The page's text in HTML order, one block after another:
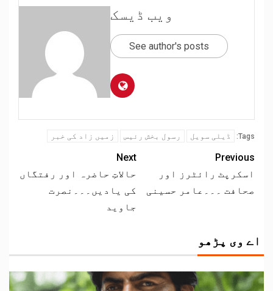
ویب ڈیسک
See author's posts
Tags: ڈیلی سویل رسول بخش رئیس زمیں زاد کی خبر
Previous
اسکرپٹ رائٹرز اور
صحافت ۔۔۔عامر حسینی
Next
حالاتِ حاضرہ اور رفتگاں
کی یادیں۔۔۔نصرت
جاوید
اے وی پڑھو